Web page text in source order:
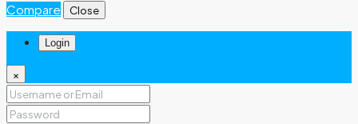
Compare Close
Login
×